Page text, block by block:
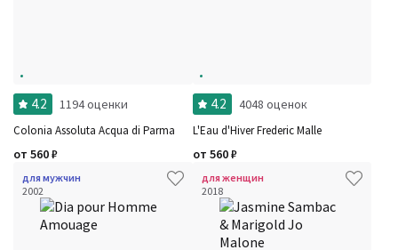
4.2 1194 оценки
Colonia Assoluta Acqua di Parma
от 560₽
4.2 4048 оценок
L'Eau d'Hiver Frederic Malle
от 560₽
для мужчин
2002
для женщин
2018